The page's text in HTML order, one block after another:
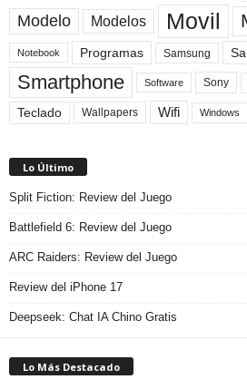
Modelo Modelos Movil
Notebook Programas Samsung
Smartphone Software Sony
Teclado Wallpapers Wifi Windows
Lo Último
Split Fiction: Review del Juego
Battlefield 6: Review del Juego
ARC Raiders: Review del Juego
Review del iPhone 17
Deepseek: Chat IA Chino Gratis
Lo Más Destacado